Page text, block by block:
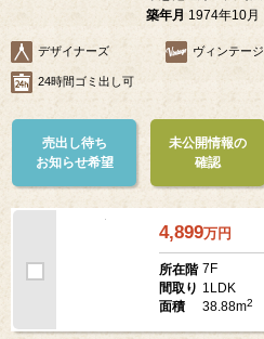
築年月 1974年10月
デザイナーズ ヴィンテージ
24時間ゴミ出し可
売出し待ち
お知らせ希望
未公開情報の
確認
4,899万 円
所在階 7F
間取り 1LDK
面積
38.88m2